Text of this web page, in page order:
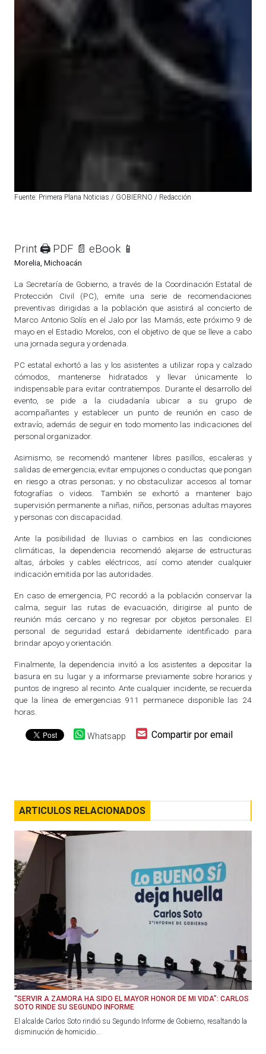
Fuente: Primera Plana Noticias / GOBIERNO / Redacción
Print 🖨 PDF 📄 eBook 📱
Morelia, Michoacán
La Secretaría de Gobierno, a través de la Coordinación Estatal de
Protección Civil (PC), emite una serie de recomendaciones
preventivas dirigidas a la población que asistirá al concierto de
Marco Antonio Solís en el Jalo por las Mamás, este próximo 9 de
mayo en el Estadio Morelos, con el objetivo de que se lleve a cabo
una jornada segura y ordenada.
PC estatal exhortó a las y los asistentes a utilizar ropa y calzado
cómodos, mantenerse hidratados y llevar únicamente lo
indispensable para evitar contratiempos. Durante el desarrollo del
evento, se pide a la ciudadanía ubicar a su grupo de
acompañantes y establecer un punto de reunión en caso de
extravío, además de seguir en todo momento las indicaciones del
personal organizador.
Asimismo, se recomendó mantener libres pasillos, escaleras y
salidas de emergencia; evitar empujones o conductas que pongan
en riesgo a otras personas; y no obstaculizar accesos al tomar
fotografías o videos. También se exhortó a mantener bajo
supervisión permanente a niñas, niños, personas adultas mayores
y personas con discapacidad.
Ante la posibilidad de lluvias o cambios en las condiciones
climáticas, la dependencia recomendó alejarse de estructuras
altas, árboles y cables eléctricos, así como atender cualquier
indicación emitida por las autoridades.
En caso de emergencia, PC recordó a la población conservar la
calma, seguir las rutas de evacuación, dirigirse al punto de
reunión más cercano y no regresar por objetos personales. El
personal de seguridad estará debidamente identificado para
brindar apoyo y orientación.
Finalmente, la dependencia invitó a los asistentes a depositar la
basura en su lugar y a informarse previamente sobre horarios y
puntos de ingreso al recinto. Ante cualquier incidente, se recuerda
que la línea de emergencias 911 permanece disponible las 24
horas.
Whatsapp Compartir por email
ARTICULOS RELACIONADOS
“SERVIR A ZAMORA HA SIDO EL MAYOR HONOR DE MI VIDA”: CARLOS
SOTO RINDE SU SEGUNDO INFORME
El alcalde Carlos Soto rindió su Segundo Informe de Gobierno, resaltando la
disminución de homicidio...